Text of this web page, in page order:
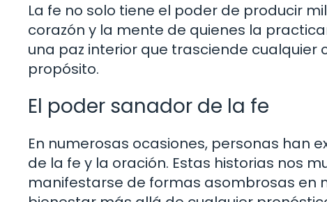
La fe no solo tiene el poder de producir
corazón y la mente de quienes la
una paz interior que trasciende
propósito.
El poder sanador de la fe
En numerosas ocasiones, personas han
de la fe y la oración. Estas historias nos
manifestarse de formas asombrosas en